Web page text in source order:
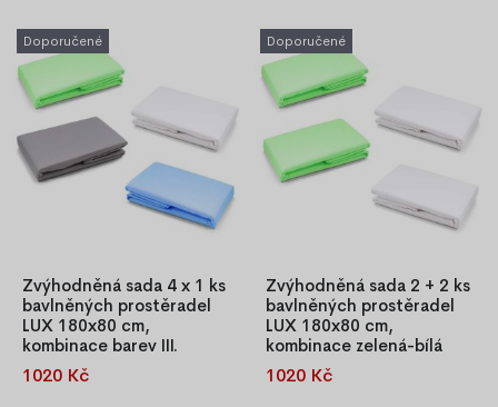
Doporučené
Zvýhodněná sada 4 x 1 ks
bavlněných prostěradel
LUX 180x80 cm,
kombinace barev III.
Zvýhodněná sada 4 ks
1020 Kč
Doporučené
Zvýhodněná sada 2 + 2 ks
bavlněných prostěradel
LUX 180x80 cm,
kombinace zelená-bílá
Sada 2 + 2 ks bavlněných
1020 Kč